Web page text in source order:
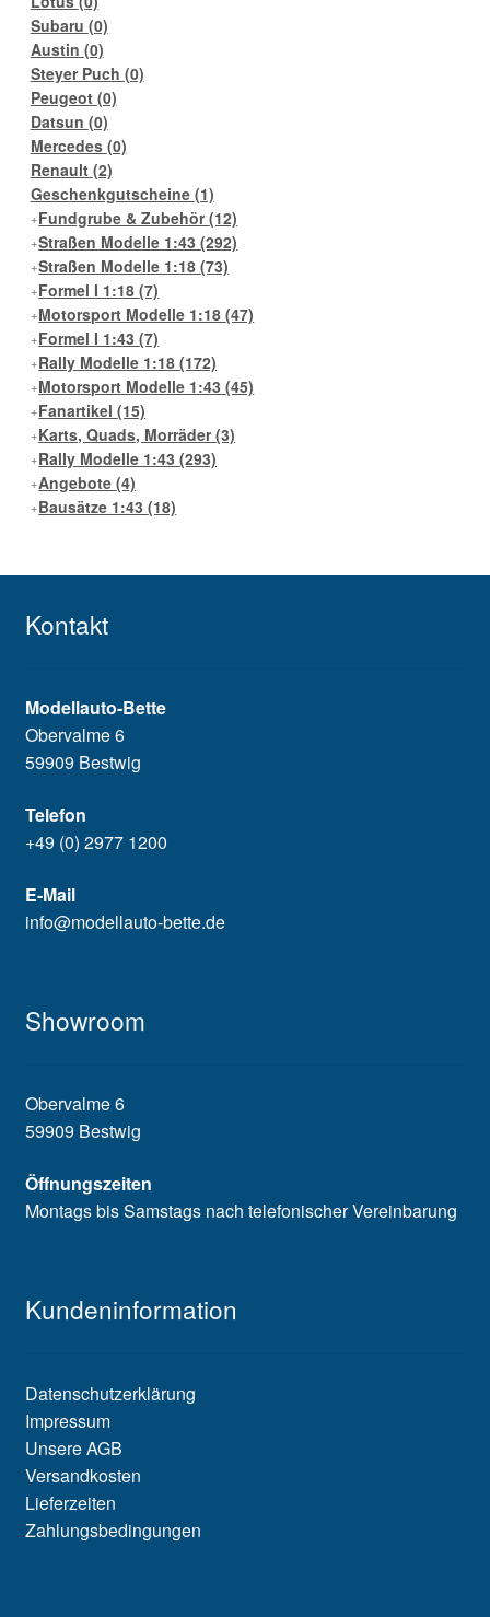
Subaru (0)
Austin (0)
Steyer Puch (0)
Peugeot (0)
Datsun (0)
Mercedes (0)
Renault (2)
Geschenkgutscheine (1)
Fundgrube & Zubehör(12)
Straßen Modelle 1:43(292)
Straßen Modelle 1:18(73)
Formel I 1:18(7)
Motorsport Modelle 1:18(47)
Formel I 1:43(7)
Rally Modelle 1:18(172)
Motorsport Modelle 1:43(45)
Fanartikel(15)
Karts, Quads, Morräder(3)
Rally Modelle 1:43(293)
Angebote(4)
Bausätze 1:43(18)
Kontakt
Modellauto-Bette
Obervalme 6
59909 Bestwig
Telefon
+49 (0) 2977 1200
E-Mail
info@modellauto-bette.de
Showroom
Obervalme 6
59909 Bestwig
Öffnungszeiten
Montags bis Samstags nach telefonischer Vereinbarung
Kundeninformation
Datenschutzerklärung
Impressum
Unsere AGB
Versandkosten
Lieferzeiten
Zahlungsbedingungen